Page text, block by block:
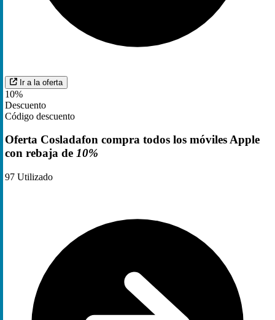
Ir a la oferta
10%
Descuento
Código descuento
Oferta Cosladafon compra todos los móviles Apple
con rebaja de 10%
97 Utilizado